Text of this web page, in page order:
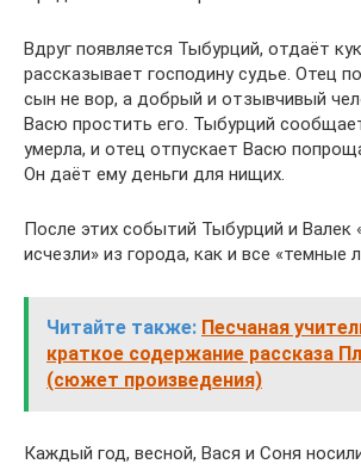
Вдруг появляется Тыбурций, отдаёт
рассказывает господину судье. Отец
сын не вор, а добрый и отзывчивый
Васю простить его. Тыбурций
умерла, и отец отпускает Васю
Он даёт ему деньги для нищих.
После этих событий Тыбурций и Валек
исчезли» из города, как и все «темные
Читайте также: Песчаная
краткое содержание рассказа
(сюжет произведения)
Каждый год, весной, Вася и Соня